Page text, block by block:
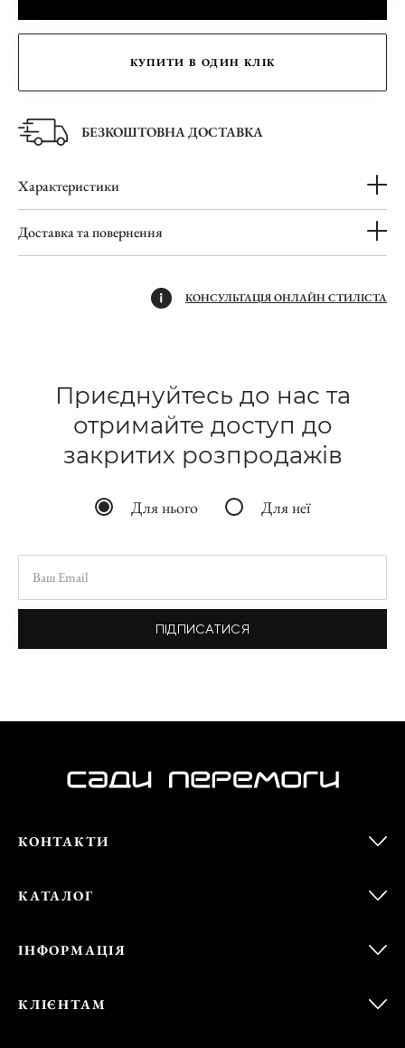
КУПИТИ В ОДИН КЛІК
БЕЗКОШТОВНА ДОСТАВКА
Характеристики
Доставка та повернення
КОНСУЛЬТАЦІЯ ОНЛАЙН СТИЛІСТА
Приєднуйтесь до нас та
отримайте доступ до
закритих розпродажів
Для нього Для неї
ПІДПИСАТИСЯ
КОНТАКТИ
КАТАЛОГ
ІНФОРМАЦІЯ
КЛІЄНТАМ